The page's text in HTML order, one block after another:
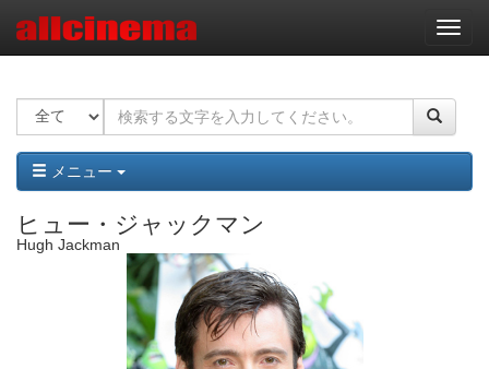
ナ
ビ
ー
ョ
ン
メニュー
ヒュー・ジャックマン
Hugh Jackman